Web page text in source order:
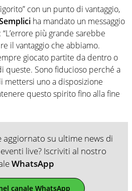
con un punto di vantaggio,
ha mandato un messaggio
più grande sarebbe
il vantaggio che abbiamo.
giocato partite da dentro o
queste. Sono fiducioso perché a
mettersi uno a disposizione
questo spirito fino alla fine
aggiornato su ultime news di
live? Iscriviti al nostro
WhatsApp
canale WhatsApp